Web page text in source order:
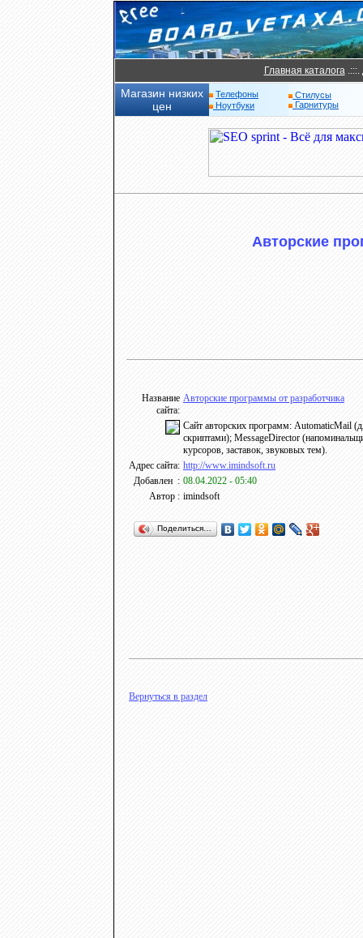
Главная каталога.:::.
Магазин низких
цен
Телефоны
Ноутбуки
Стилусы
Гарнитуры
Авторские
Название
сайта:
Авторские программы от разработчика
Сайт авторских программ: AutomaticMail
скриптами); MessageDirector
курсоров, заставок, звуковых тем).
Адрес сайта: http://www.imindsoft.ru
Добавлен : 08.04.2022 - 05:40
Автор : imindsoft
Поделиться…
Вернуться в раздел